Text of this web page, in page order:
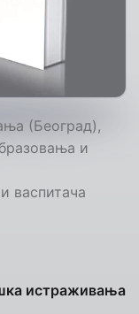
(Београд),
и
васпитача
истраживања